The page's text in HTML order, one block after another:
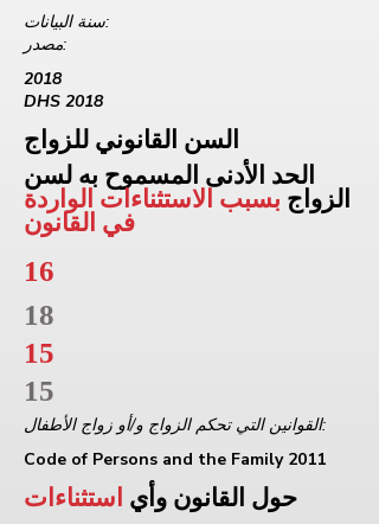
سنة البيانات:
مصدر:
2018
DHS 2018
السن القانوني للزواج
الحد الأدنى المسموح به لسن
الزواج بسبب الاستثناءات الواردة
في القانون
16
18
15
15
القوانين التي تحكم الزواج و/أو زواج الأطفال:
Code of Persons and the Family 2011
حول القانون وأي استثناءات